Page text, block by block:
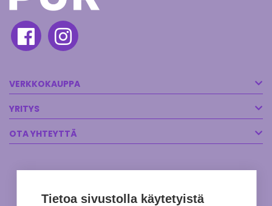
VERKKOKAUPPA
YRITYS
OTA YHTEYTTÄ
Tietoa sivustolla käytetyistä